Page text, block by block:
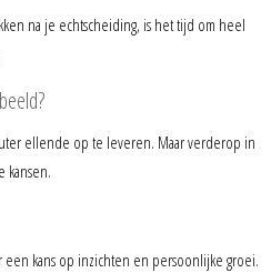
na je echtscheiding, is het tijd om heel
ellende op te leveren. Maar verderop in
kansen.
kans op inzichten en persoonlijke groei.